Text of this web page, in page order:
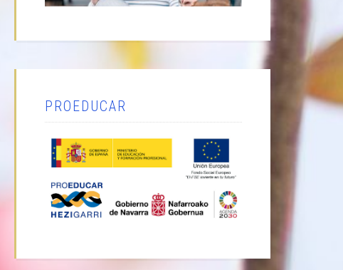
PROEDUCAR